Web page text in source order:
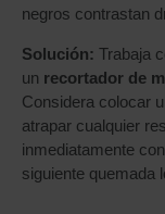
negros contrastan
Solución: Trabaja
un recortador de
Considera colocar
atrapar cualquier
inmediatamente
siguiente quemada